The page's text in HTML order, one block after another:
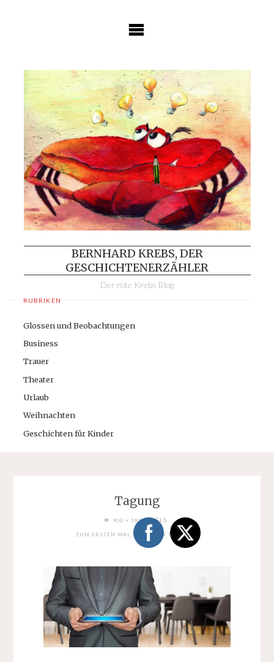
BERNHARD KREBS, DER
GESCHICHTENERZÄHLER
Der rote Krebs Blog
RUBRIKEN
Glossen und Beobachtungen
Business
Trauer
Theater
Urlaub
Weihnachten
Geschichten für Kinder
Tagung
FULL900 × 388PIXELS
ZUM ERSTEN MAL AUF EINER TAGUNG